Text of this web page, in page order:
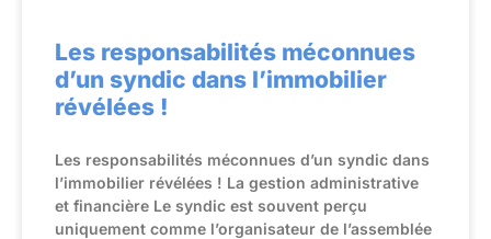
Les responsabilités méconnues
d’un syndic dans l’immobilier
révélées !
Les responsabilités méconnues d’un syndic dans
l’immobilier révélées ! La gestion administrative
et financière Le syndic est souvent perçu
uniquement comme l’organisateur de l’assemblée